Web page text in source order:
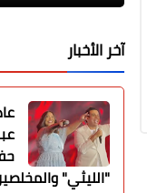
آخر الأخبار
"الليثي"